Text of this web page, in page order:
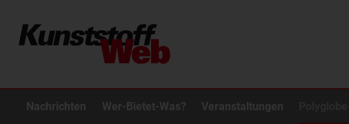
Nachrichten Wer-Bietet-Was? Veranstaltungen